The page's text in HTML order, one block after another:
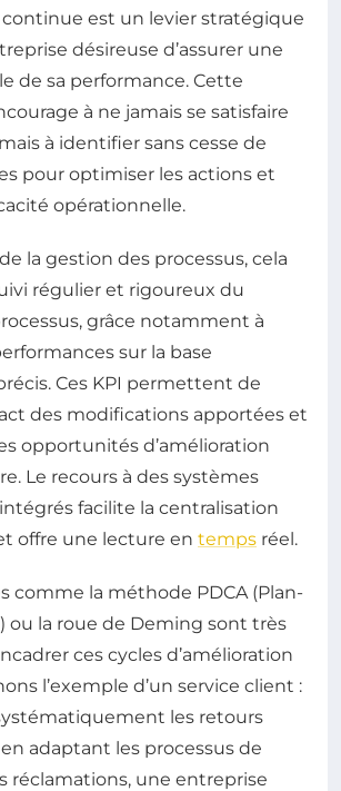
continue est un levier stratégique
désireuse d’assurer une
de sa performance. Cette
à ne jamais se satisfaire
à identifier sans cesse de
pour optimiser les actions et
opérationnelle.
la gestion des processus, cela
régulier et rigoureux du
grâce notamment à
sur la base
Ces KPI permettent de
des modifications apportées et
opportunités d’amélioration
Le recours à des systèmes
facilite la centralisation
offre une lecture en temps réel.
comme la méthode PDCA (Plan-
ou la roue de Deming sont très
ces cycles d’amélioration
l’exemple d’un service client :
les retours
adaptant les processus de
réclamations, une entreprise